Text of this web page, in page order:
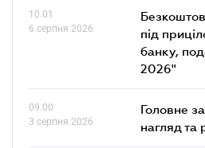
10.01
6 серпня 2026
під
банку,
2026"
09.00
3 серпня 2026
Головне
нагляд та